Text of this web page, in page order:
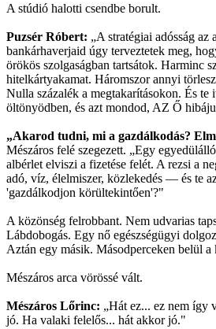
A stúdió halotti csendbe borult.
Puzsér Róbert: „A stratégiai adósság az
bankárhaverjaid úgy terveztetek meg,
örökös szolgaságban tartsátok. Harminc
hitelkártyakamat. Háromszor annyi
Nulla százalék a megtakarításokon. És te
öltönyödben, és azt mondod, AZ Ő
„Akarod tudni, mi a gazdálkodás?
Mészáros felé szegezett. „Egy
albérlet elviszi a fizetése felét. A rezsi a
adó, víz, élelmiszer, közlekedés — és te
'gazdálkodjon körültekintően'?"
A közönség felrobbant. Nem udvarias
Lábdobogás. Egy nő egészségügyi
Aztán egy másik. Másodperceken belül a
Mészáros arca vörössé vált.
Mészáros Lőrinc: „Hát ez... ez nem így
jó. Ha valaki felelős... hát akkor jó."